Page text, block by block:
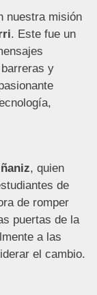
nuestra misión
. Este fue un
y
, quien
de
de romper
puertas de la
a las
el cambio.